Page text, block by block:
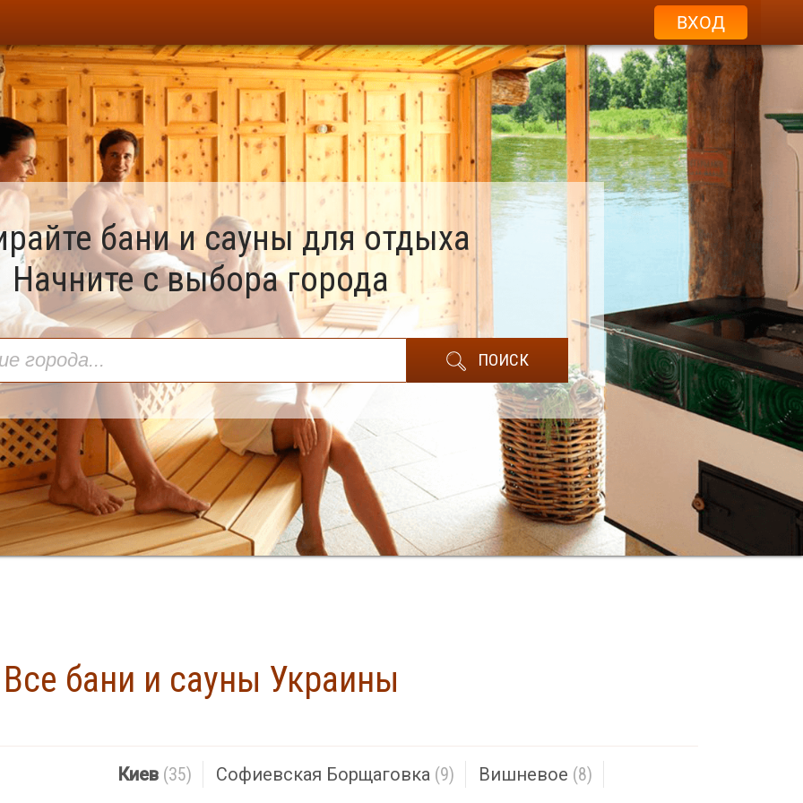
ВХОД
бани и сауны для отдыха
Начните с выбора города
ПОИСК
Найдено
не найдено. Попробуйте ввести другой город
Все бани и сауны Украины
Киев (35) Софиевская Борщаговка (9) Вишневое (8)